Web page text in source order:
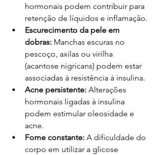
hormonais podem contribuir para
retenção de líquidos e inflamação.
Escurecimento da pele em
dobras: Manchas escuras no
pescoço, axilas ou virilha
(acantose nigricans) podem estar
associadas à resistência à insulina.
Acne persistente: Alterações
hormonais ligadas à insulina
podem estimular oleosidade e
acne.
Fome constante: A dificuldade do
corpo em utilizar a glicose